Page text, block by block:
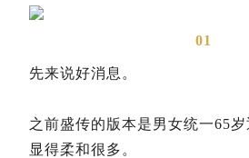
01
先来说好消息。
之前盛传的版本是男女统一65
显得柔和很多。